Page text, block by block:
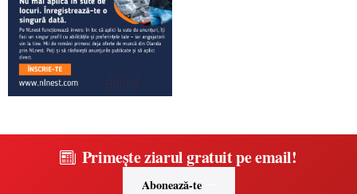
Primește ziarul gratuit pe email!
Abonează-te